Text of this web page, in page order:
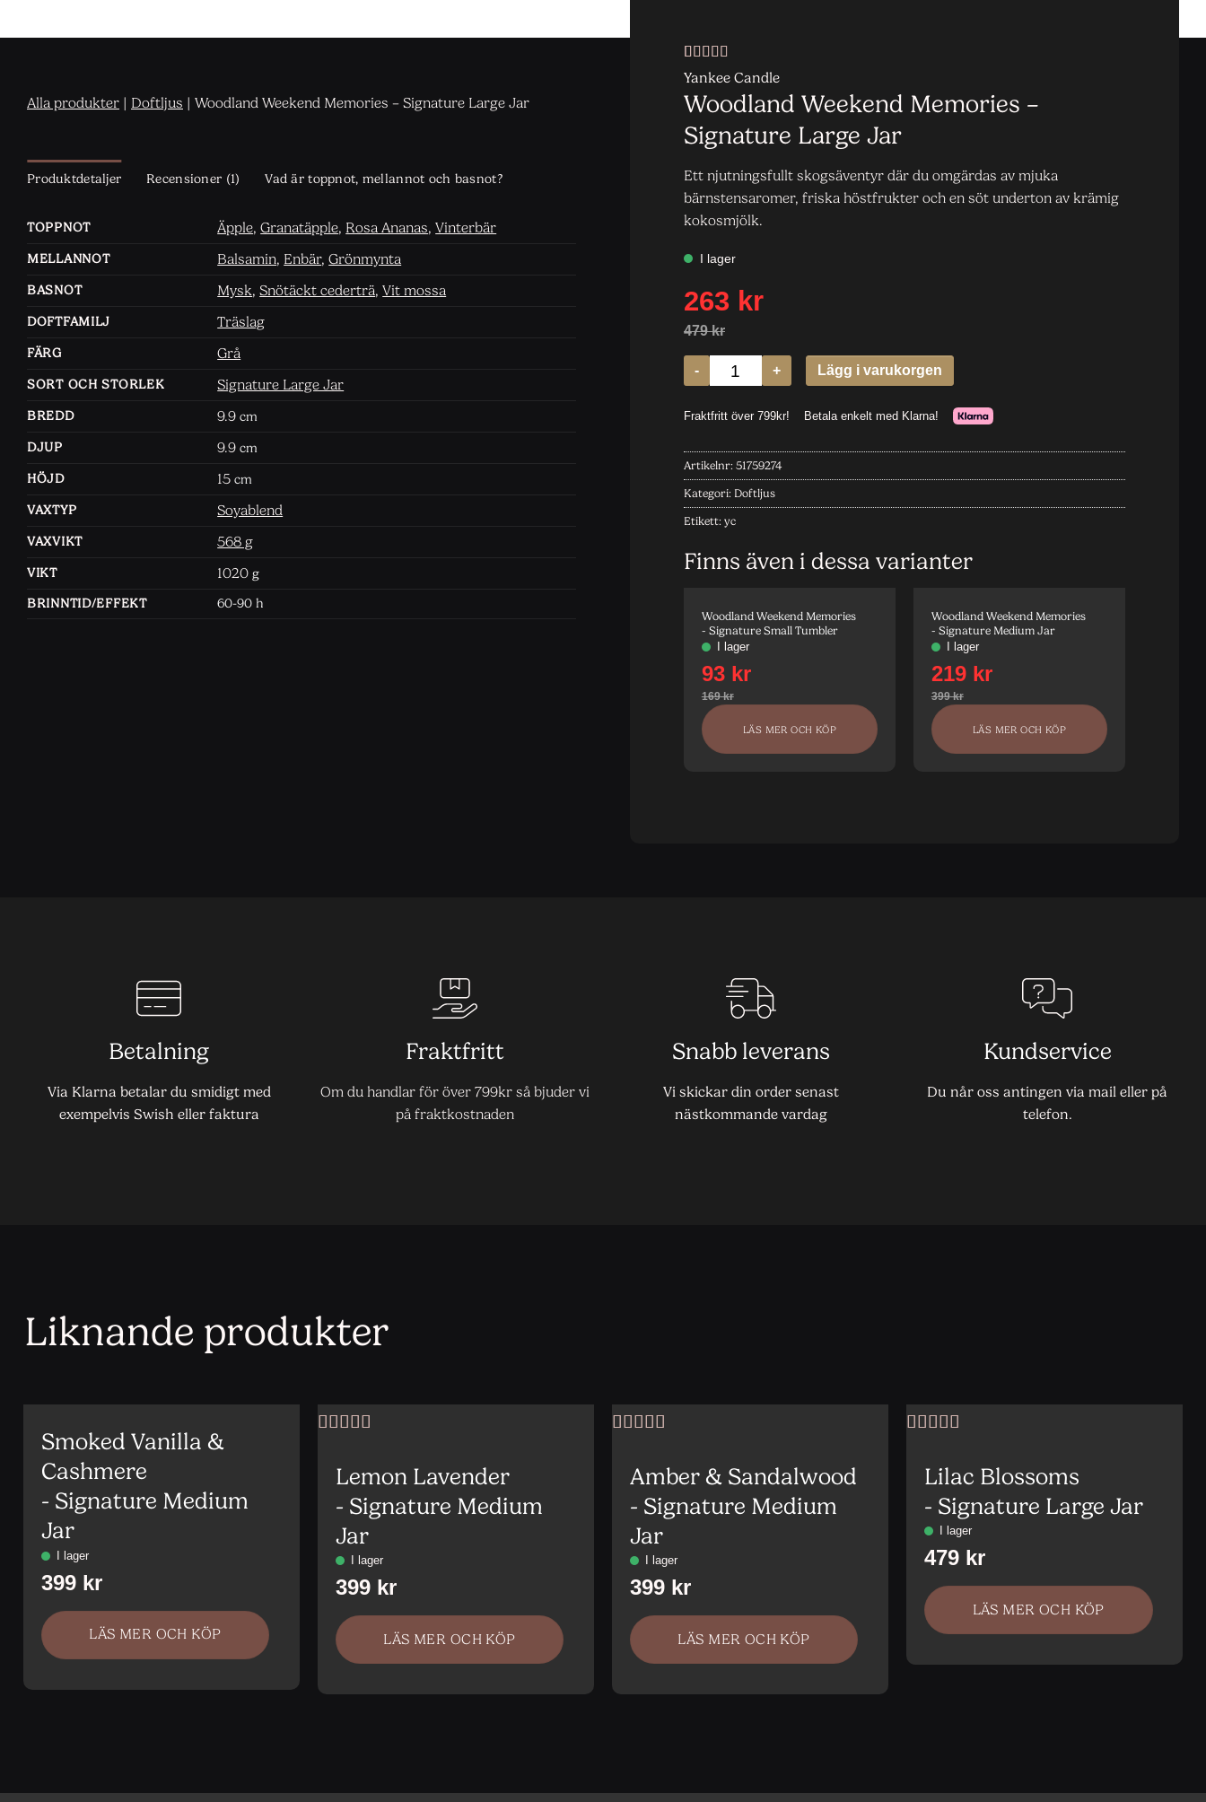
Alla produkter | Doftljus | Woodland Weekend Memories – Signature Large Jar
Produktdetaljer Recensioner (1) Vad är toppnot, mellannot och basnot?
TOPPNOT Äpple,Granatäpple, Rosa Ananas,Vinterbär
MELLANNOT Balsamin, Enbär,Grönmynta
BASNOT Mysk,Snötäckt cederträ,Vit mossa
DOFTFAMILJ Träslag
FÄRG Grå
SORT OCH STORLEK Signature Large Jar
BREDD 9.9 cm
DJUP
9.9 cm
HÖJD
15 cm
VAXTYP
Soyablend
VAXVIKT 568 g
VIKT 1020 g
BRINNTID/EFFEKT
60-90 h
Betygsatt5
av 5 baserat
på
1
kundrecension
Yankee Candle
Woodland Weekend Memories –
Signature Large Jar
Ett njutningsfullt skogsäventyr där du omgärdas av mjuka
bärnstensaromer, friska höstfrukter och en söt underton av krämig
kokosmjölk.
Artikelnr: 51759274
Kategori: Doftljus
Etikett: yc
Finns även i dessa varianter
Woodland Weekend Memories
- Signature Small Tumbler
LÄS MER OCH KÖP
Woodland Weekend Memories
- Signature Medium Jar
LÄS MER OCH KÖP
Betalning
Via Klarna betalar du smidigt med
exempelvis Swish eller faktura
Fraktfritt
Om du handlar för över 799kr så bjuder vi
på fraktkostnaden
Snabb leverans
Vi skickar din order senast
nästkommande vardag
Kundservice
Du når oss antingen via mail eller på
telefon.
Liknande produkter
Smoked Vanilla &
Cashmere
- Signature Medium
Jar
LÄS MER OCH KÖP
av 5Lemon Lavender
- Signature Medium
Jar
LÄS MER OCH KÖP
av 5Amber & Sandalwood
- Signature Medium
Jar
LÄS MER OCH KÖP
av 5Lilac Blossoms
- Signature Large Jar
LÄS MER OCH KÖP